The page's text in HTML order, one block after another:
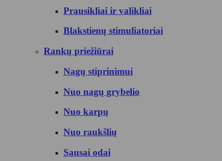
Prausikliai ir valikliai
Blakstienų stimuliatoriai
Rankų priežiūrai
Nagų stiprinimui
Nuo nagų grybelio
Nuo karpų
Nuo raukšlių
Sausai odai